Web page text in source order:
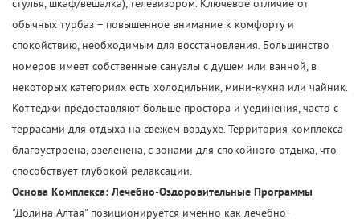
стулья, шкаф/вешалка), телевизором. Ключевое отличие от
обычных турбаз – повышенное внимание к комфорту и
спокойствию, необходимым для восстановления. Большинство
номеров имеет собственные санузлы с душем или ванной, в
некоторых категориях есть холодильник, мини-кухня или чайник.
Коттеджи предоставляют больше простора и уединения, часто с
террасами для отдыха на свежем воздухе. Территория комплекса
благоустроена, озеленена, с зонами для спокойного отдыха, что
способствует глубокой релаксации.
Основа Комплекса: Лечебно-Оздоровительные Программы
"Долина Алтая" позиционируется именно как лечебно-